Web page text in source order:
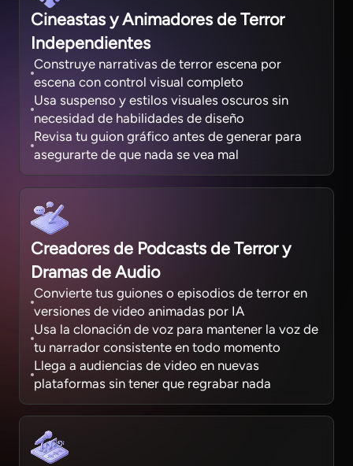
Cineastas y Animadores de Terror
Independientes
Construye narrativas de terror escena por
escena con control visual completo
Usa suspenso y estilos visuales oscuros sin
necesidad de habilidades de diseño
Revisa tu guion gráfico antes de generar para
asegurarte de que nada se vea mal
Creadores de Podcasts de Terror y
Dramas de Audio
Convierte tus guiones o episodios de terror en
versiones de video animadas por IA
Usa la clonación de voz para mantener la voz de
tu narrador consistente en todo momento
Llega a audiencias de video en nuevas
plataformas sin tener que regrabar nada